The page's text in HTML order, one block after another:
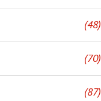
(48)
(70)
(87)